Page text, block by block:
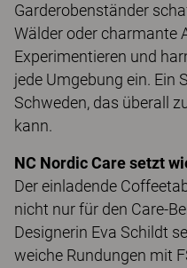
Garderobenständer
Wälder oder charmante
Experimentieren und
jede Umgebung ein. Ein
Schweden, das überall
kann.
NC Nordic Care setzt
Der einladende
nicht nur für den Care-
Designerin Eva Schildt
weiche Rundungen mit